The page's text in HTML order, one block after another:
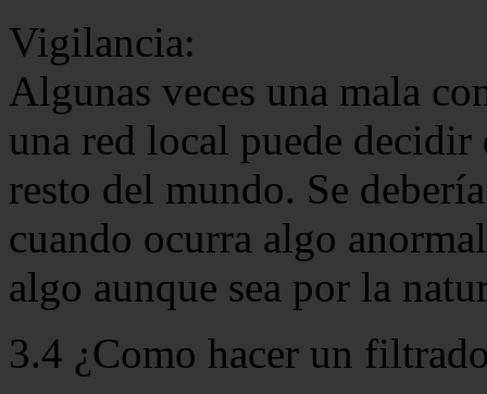
Vigilancia:
Algunas veces una mala
una red local puede
resto del mundo. Se
cuando ocurra algo
algo aunque sea por la
3.4 ¿Como hacer un